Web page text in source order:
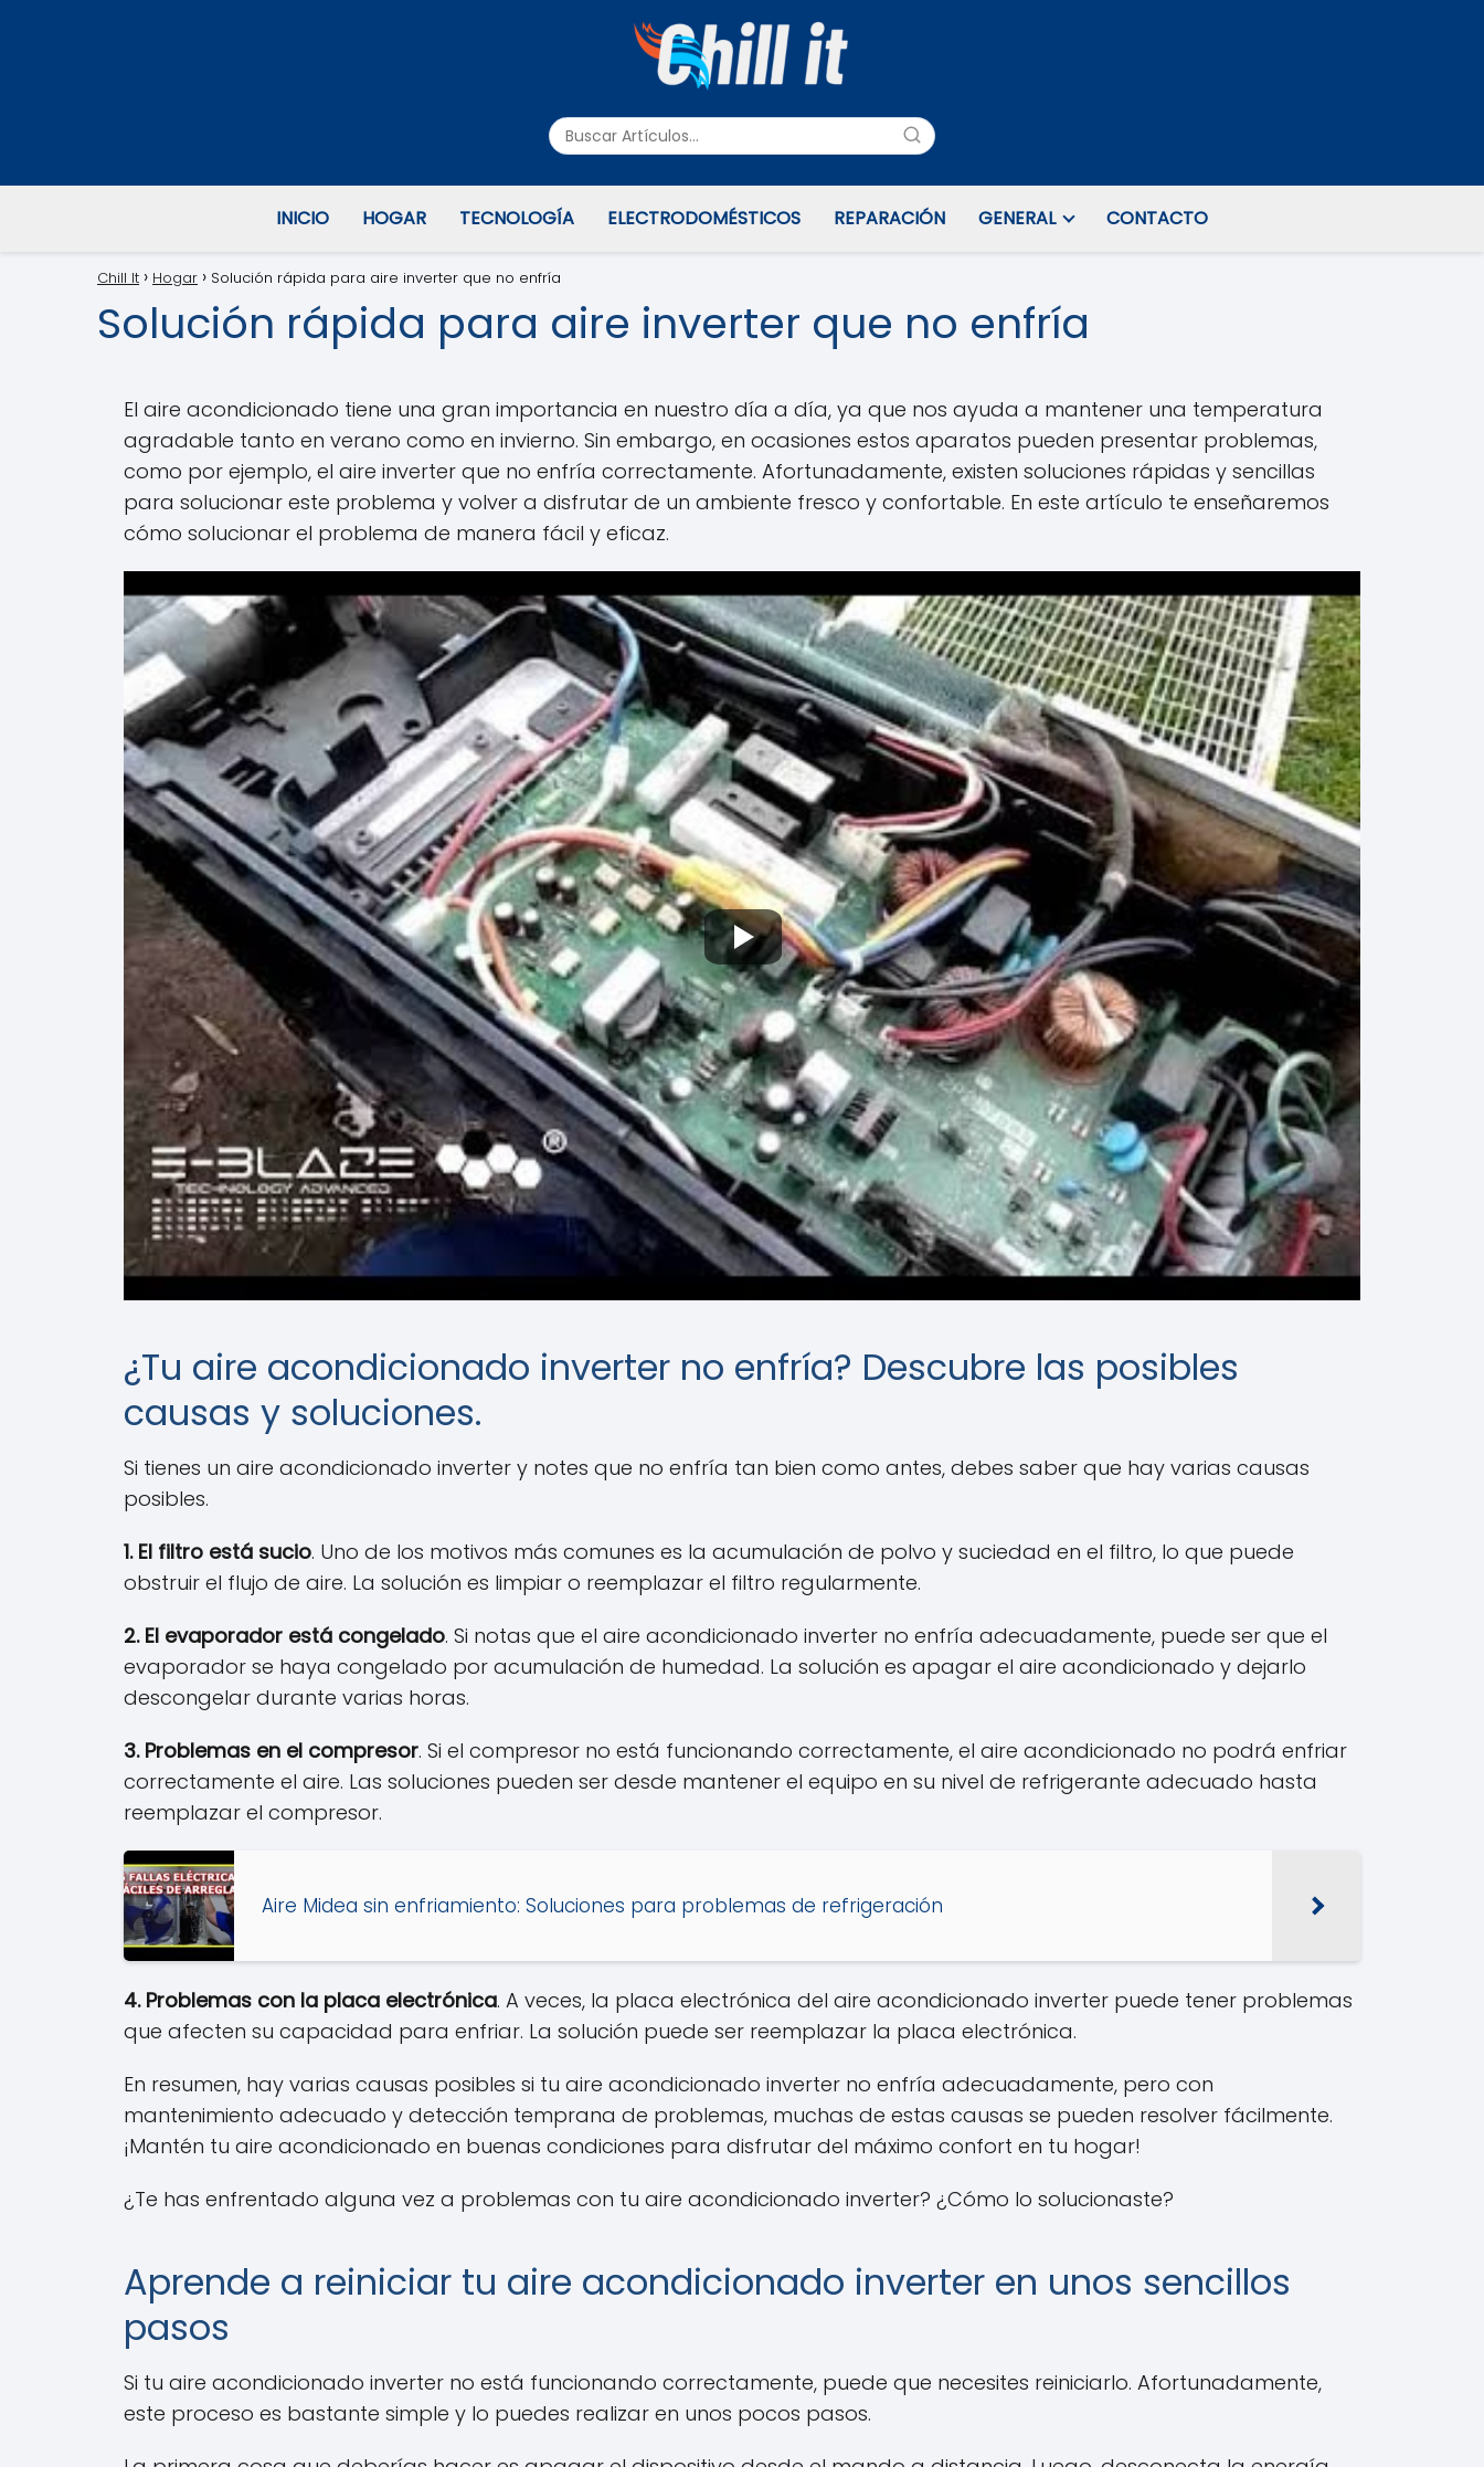
INICIO HOGAR TECNOLOGÍA ELECTRODOMÉSTICOS REPARACIÓN GENERAL CONTACTO
Chill It Hogar Solución rápida para aire inverter que no enfría
Solución rápida para aire inverter que no enfría
El aire acondicionado tiene una gran importancia en nuestro día a día, ya que nos ayuda a mantener una temperatura
agradable tanto en verano como en invierno. Sin embargo, en ocasiones estos aparatos pueden presentar problemas,
como por ejemplo, el aire inverter que no enfría correctamente. Afortunadamente, existen soluciones rápidas y sencillas
para solucionar este problema y volver a disfrutar de un ambiente fresco y confortable. En este artículo te enseñaremos
cómo solucionar el problema de manera fácil y eficaz.
¿Tu aire acondicionado inverter no enfría? Descubre las posibles
causas y soluciones.
Si tienes un aire acondicionado inverter y notes que no enfría tan bien como antes, debes saber que hay varias causas
posibles.
1. El filtro está sucio. Uno de los motivos más comunes es la acumulación de polvo y suciedad en el filtro, lo que puede
obstruir el flujo de aire. La solución es limpiar o reemplazar el filtro regularmente.
2. El evaporador está congelado. Si notas que el aire acondicionado inverter no enfría adecuadamente, puede ser que el
evaporador se haya congelado por acumulación de humedad. La solución es apagar el aire acondicionado y dejarlo
descongelar durante varias horas.
3. Problemas en el compresor. Si el compresor no está funcionando correctamente, el aire acondicionado no podrá enfriar
correctamente el aire. Las soluciones pueden ser desde mantener el equipo en su nivel de refrigerante adecuado hasta
reemplazar el compresor.
Aire Midea sin enfriamiento: Soluciones para problemas de refrigeración
4. Problemas con la placa electrónica. A veces, la placa electrónica del aire acondicionado inverter puede tener problemas
que afecten su capacidad para enfriar. La solución puede ser reemplazar la placa electrónica.
En resumen, hay varias causas posibles si tu aire acondicionado inverter no enfría adecuadamente, pero con
mantenimiento adecuado y detección temprana de problemas, muchas de estas causas se pueden resolver fácilmente.
¡Mantén tu aire acondicionado en buenas condiciones para disfrutar del máximo confort en tu hogar!
¿Te has enfrentado alguna vez a problemas con tu aire acondicionado inverter? ¿Cómo lo solucionaste?
Aprende a reiniciar tu aire acondicionado inverter en unos sencillos
pasos
Si tu aire acondicionado inverter no está funcionando correctamente, puede que necesites reiniciarlo. Afortunadamente,
este proceso es bastante simple y lo puedes realizar en unos pocos pasos.